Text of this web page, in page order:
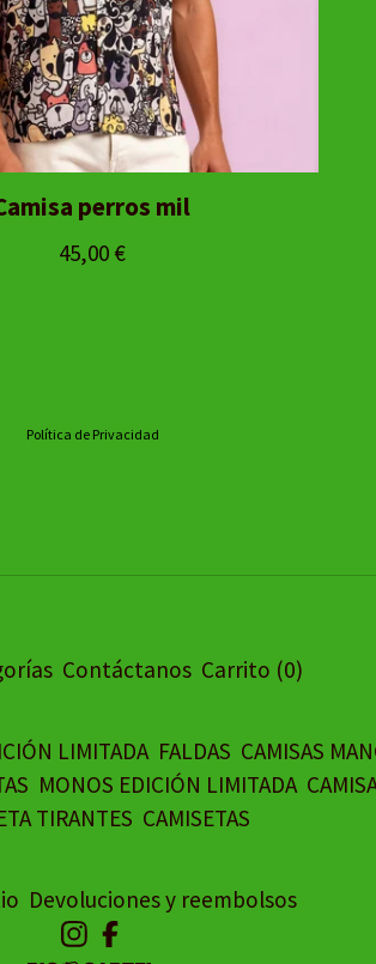
perros mil
45,00 €
Política de Privacidad
Contáctanos Carrito (0)
LIMITADA FALDAS CAMISAS
MONOS EDICIÓN LIMITADA
TIRANTES CAMISETAS
Devoluciones y reembolsos